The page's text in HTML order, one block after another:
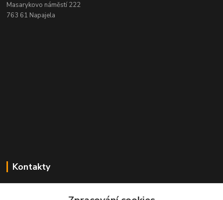
Masarykovo náměstí 222
763 61 Napajela
Kontakty
+420 725 426 388